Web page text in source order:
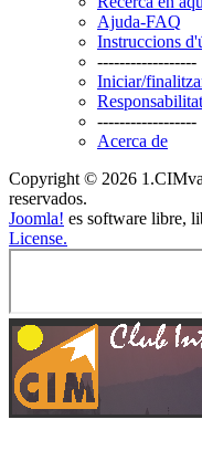
Ajuda-FAQ
Instruccions
------------------
Iniciar/
Responsabilitat
------------------
Acerca de
Copyright © 2026
reservados.
Joomla! es software libre,
License.